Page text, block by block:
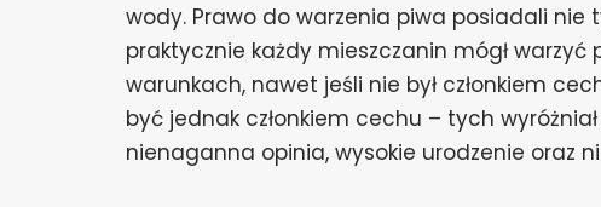
wody. Prawo do warzenia piwa posiadali nie
praktycznie każdy mieszczanin mógł warzyć
warunkach, nawet jeśli nie był członkiem
być jednak członkiem cechu – tych
nienaganna opinia, wysokie urodzenie oraz